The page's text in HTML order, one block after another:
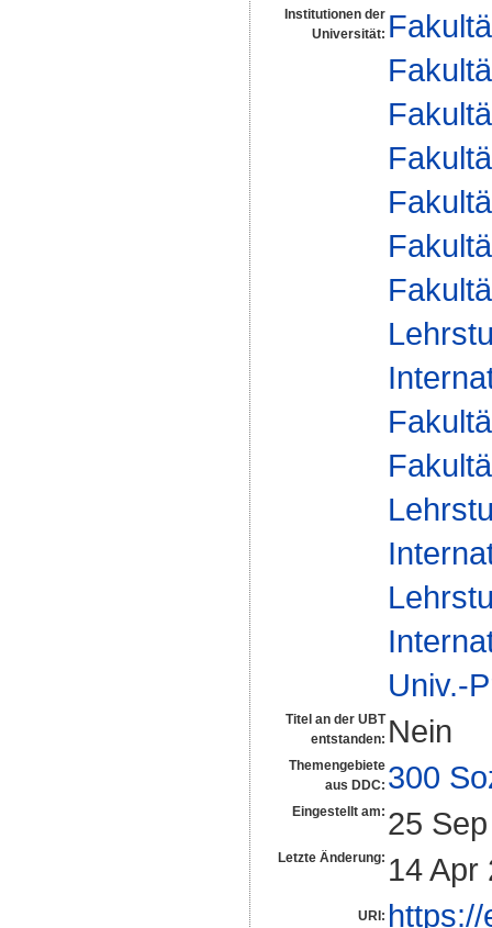
Institutionen der
Universität:
Univ.-
Titel an der UBT
entstanden: Nein
Themengebiete
aus DDC: 300
Eingestellt am: 25
Letzte Änderung: 14 Apr
URI: